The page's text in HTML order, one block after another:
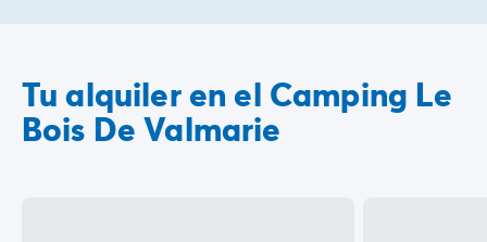
Tu alquiler en el Camping Le
Bois De Valmarie